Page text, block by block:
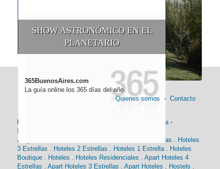
SHOW ASTRONÓMICO EN EL
PLANETARIO
365BuenosAires.com
La guía online los 365 días del año
Quienes somos - Contacto
Historia -
Alojamiento:
Hoteles 4 Estrellas
Hoteles
3 Estrellas
Hoteles 2 Estrellas Hoteles 1 Estrella
Hoteles
Boutique
Hoteles Hoteles Residenciales
Apart Hoteles 4
Estrellas
Apart Hoteles 3 Estrellas Apart Hoteles Hostels